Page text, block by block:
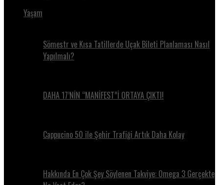
Yaşam
Sömestr ve Kısa Tatillerde Uçak Bileti Planlaması Nasıl
Yapılmalı?
DAHA 17’NİN “MANİFEST”İ ORTAYA ÇIKTI!
Cappucino 50 ile Şehir Trafiği Artık Daha Kolay
Hakkında En Çok Şey Söylenen Takviye: Omega 3 Gerçekte